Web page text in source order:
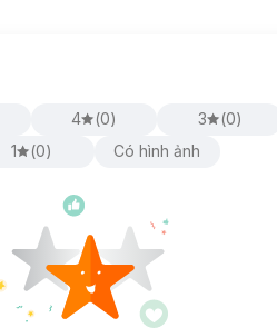
4 (0) 3 (0)
1 (0) Có hình ảnh